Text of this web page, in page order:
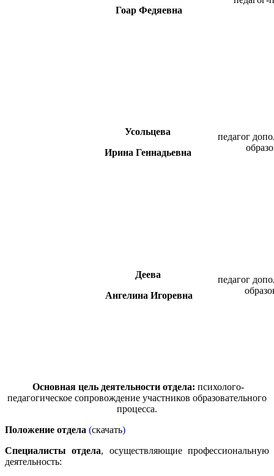
Гоар Федяевна
Усольцева
Ирина Геннадьевна
педагог
Деева
Ангелина Игоревна
педагог
Основная цель деятельности отдела: психолого-
педагогическое сопровождение участников образовательного
процесса.
Положение отдела (скачать)
Специалисты отдела, осуществляющие профессиональную
деятельность: